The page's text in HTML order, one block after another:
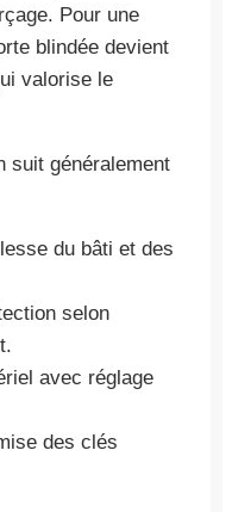
Pour une
blindée devient
valorise le
suit généralement
du bâti et des
selon
avec réglage
des clés